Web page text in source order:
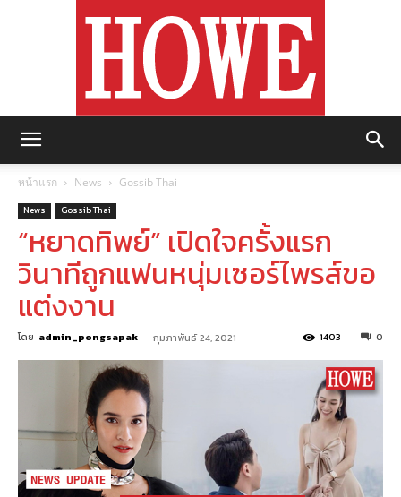
หน้าแรก News Gossib Thai
News Gossib Thai
“หยาดทิพย์” เปิดใจครั้งแรก
วินาทีถูกแฟนหนุ่มเซอร์ไพรส์ขอ
แต่งงาน
โดย admin_pongsapak - กุมภาพันธ์ 24, 2021 0
1403